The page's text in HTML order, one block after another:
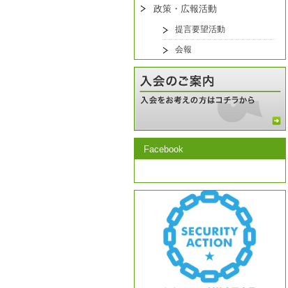
政策・広報活動
提言要望活動
会報
Facebook